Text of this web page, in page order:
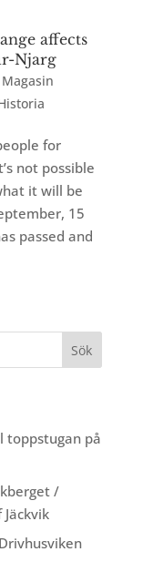
affects
Njarg
Magasin
for
not possible
it will be
15
passed and
toppstugan på
/